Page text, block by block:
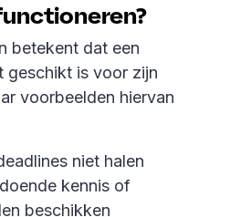
betekent dat een
geschikt is voor zijn
voorbeelden hiervan
niet halen
kennis of
beschikken